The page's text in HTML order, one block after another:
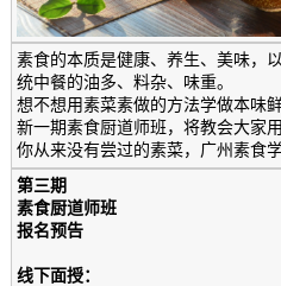
素食的本质是健康、养生、美味，
统中餐的油多、料杂、味重。
想不想用素菜素做的方法学做本味
新一期素食厨道师班，将教会大家
你从来没有尝过的素菜，广州素食
第三期
素食厨道师班
报名预告
线下面授：